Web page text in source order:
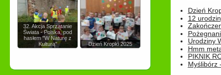
32. Akcja Sprzątanie
Świata - Polska, pod
hasłem "W Naturę z
Kulturą"
Dzień Kropki 2025
Dzień
12
Urodziny
Hmm
PIKNIK
Myślibórz